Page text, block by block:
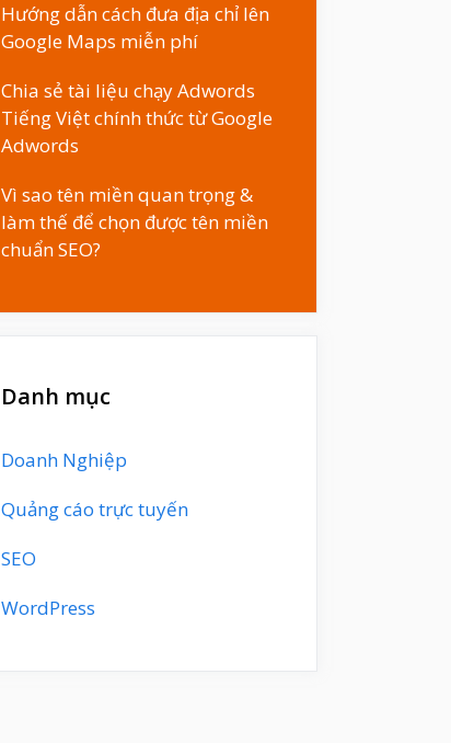
Hướng dẫn cách đưa địa chỉ lên
Google Maps miễn phí
Chia sẻ tài liệu chạy Adwords
Tiếng Việt chính thức từ Google
Adwords
Vì sao tên miền quan trọng &
làm thế để chọn được tên miền
chuẩn SEO?
Danh mục
Doanh Nghiệp
Quảng cáo trực tuyến
SEO
WordPress